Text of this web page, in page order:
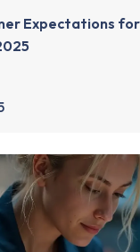
Expectations for